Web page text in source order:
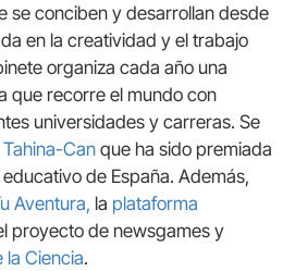
se conciben y desarrollan desde
en la creatividad y el trabajo
organiza cada año una
que recorre el mundo con
universidades y carreras. Se
Can que ha sido premiada
de España. Además,
Aventura, la plataforma
proyecto de newsgames y
la Ciencia.